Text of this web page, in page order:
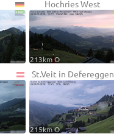
Hochries West
213km O
St.Veit in Defereggen
215km O